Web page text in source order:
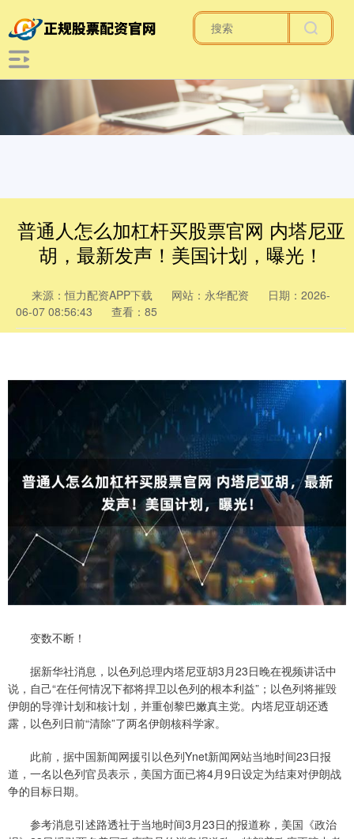
普通人怎么加杠杆买股票官网 内塔尼亚
胡，最新发声！美国计划，曝光！
来源：恒力配资APP下载 网站：永华配资
日期：2026-
06-07 08:56:43
查看：85
变数不断！
据新华社消息，以色列总理内塔尼亚胡3月23日晚在视频讲话中
说，自己“在任何情况下都将捍卫以色列的根本利益”；以色列将摧毁
伊朗的导弹计划和核计划，并重创黎巴嫩真主党。内塔尼亚胡还透
露，以色列日前“清除”了两名伊朗核科学家。
此前，据中国新闻网援引以色列Ynet新闻网站当地时间23日报
道，一名以色列官员表示，美国方面已将4月9日设定为结束对伊朗战
争的目标日期。
参考消息引述路透社于当地时间3月23日的报道称，美国《政治